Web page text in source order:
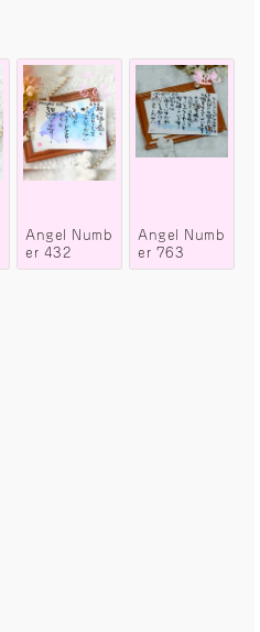
Angel Numb
er 432
Angel Numb
er 763